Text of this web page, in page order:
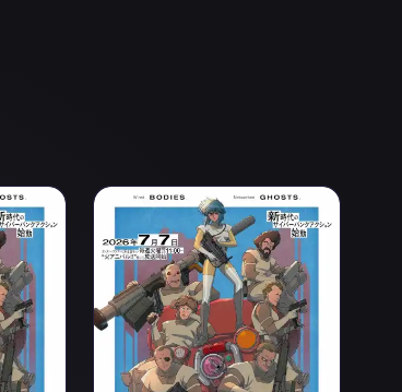
Episodio 4Ver Koukaku Kidoutai (TV) Episodio